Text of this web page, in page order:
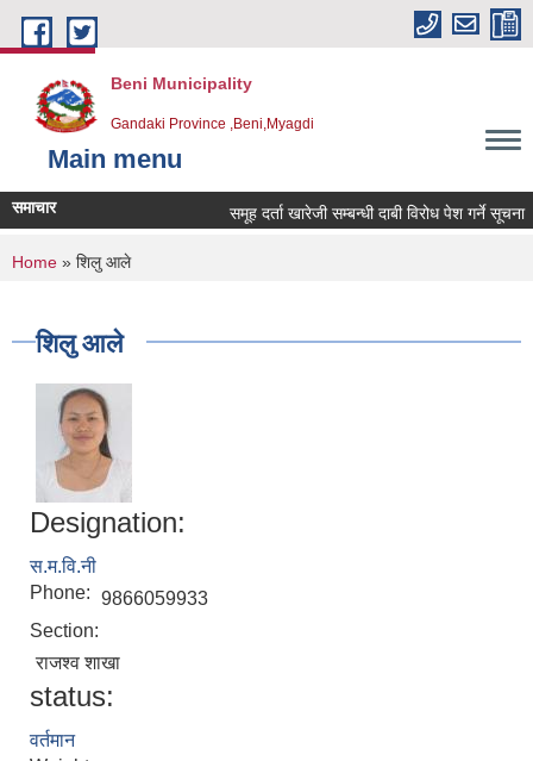
Skip to main content
Beni Municipality
Gandaki Province ,Beni,Myagdi
Main menu
समाचार समूह दर्ता खारेजी सम्बन्धी दाबी विरोध पेश गर्ने सूचना ।
You are here
Home » शिलु आले
शिलु आले
Designation:
स.म.वि.नी
Phone: 9866059933
Section:
राजश्व शाखा
status:
वर्तमान